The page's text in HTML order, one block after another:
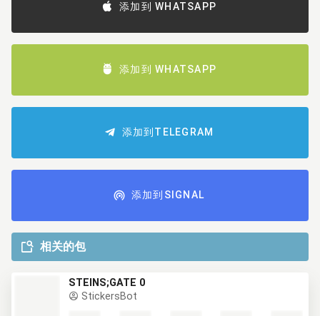
添加到 WHATSAPP
添加到 WHATSAPP
添加到TELEGRAM
添加到SIGNAL
相关的包
STEINS;GATE 0
StickersBot